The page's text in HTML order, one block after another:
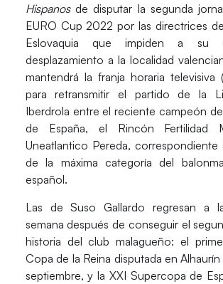
Hispanosde disputar la segunda
EURO Cup 2022 por las directrices
Eslovaquia que impiden a su
desplazamiento a la localidad
mantendrá la franja horaria televisiva
para retransmitir el partido de la
Iberdrola entre el reciente campeón
de España, el Rincón Fertilidad
Uneatlantico Pereda, correspondiente
de la máxima categoría del
español.
Las de Suso Gallardo regresan a
semana después de conseguir el
historia del club malagueño: el
Copa de la Reina disputada en
septiembre, y la XXI Supercopa de